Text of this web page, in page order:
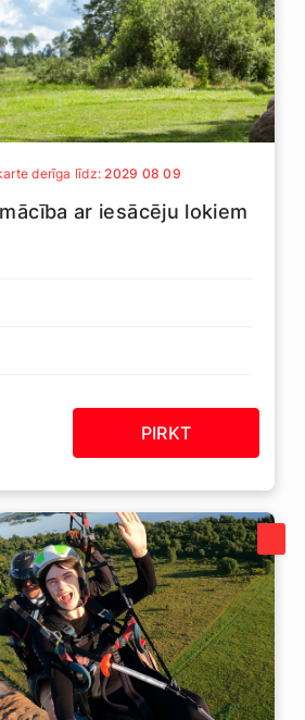
derīga līdz:2029 08 09
ar iesācēju lokiem
PIRKT